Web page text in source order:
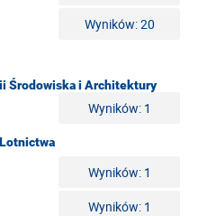
Wyników: 20
Środowiska i Architektury
Wyników: 1
Wyników: 1
Wyników: 1